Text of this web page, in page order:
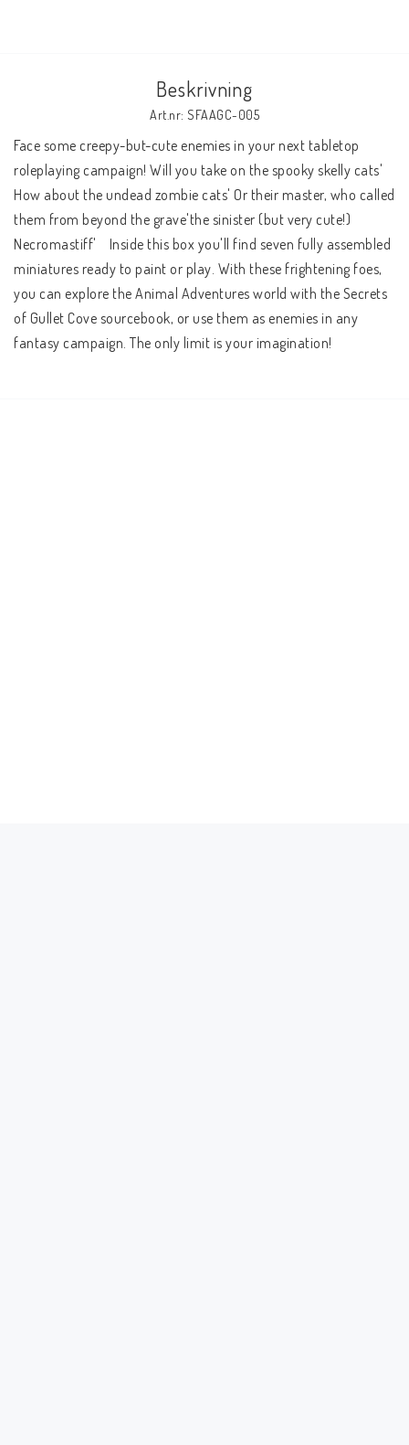
Beskrivning
Art.nr: SFAAGC-005
Face some creepy-but-cute enemies in your next tabletop
roleplaying campaign! Will you take on the spooky skelly cats'
How about the undead zombie cats' Or their master, who called
them from beyond the grave'the sinister (but very cute!)
Necromastiff'    Inside this box you'll find seven fully assembled
miniatures ready to paint or play. With these frightening foes,
you can explore the Animal Adventures world with the Secrets
of Gullet Cove sourcebook, or use them as enemies in any
fantasy campaign. The only limit is your imagination!